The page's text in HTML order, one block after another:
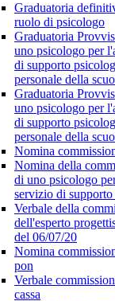
Graduatoria
ruolo di psicologo
Graduatoria
uno psicologo per
di supporto
personale della
Graduatoria
uno psicologo per
di supporto
personale della
Nomina
Nomina della
di uno psicologo
servizio di
Verbale della
dell'esperto
del 06/07/20
Nomina
pon
Verbale
cassa